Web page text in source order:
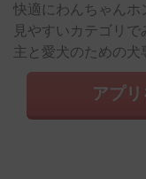
快適にわんちゃんホ
見やすいカテゴリ
主と愛犬のための犬
アプ